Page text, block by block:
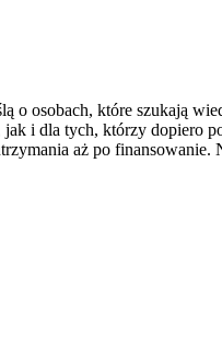
o osobach, które szukają
i dla tych, którzy dopiero
aż po